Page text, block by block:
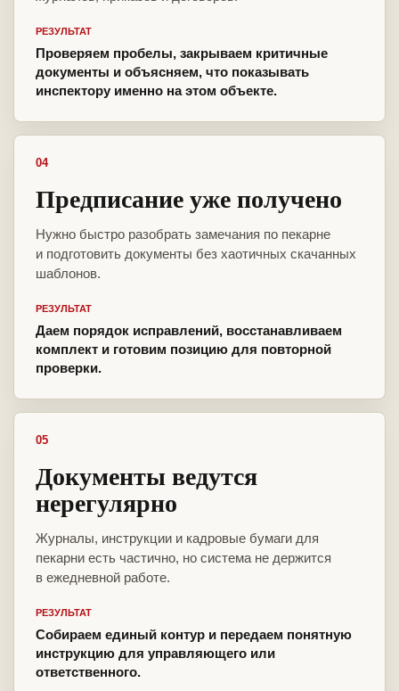
РЕЗУЛЬТАТ
Проверяем пробелы, закрываем критичные
документы и объясняем, что показывать
инспектору именно на этом объекте.
04
Предписание уже получено
Нужно быстро разобрать замечания по пекарне
и подготовить документы без хаотичных скачанных
шаблонов.
РЕЗУЛЬТАТ
Даем порядок исправлений, восстанавливаем
комплект и готовим позицию для повторной
проверки.
05
Документы ведутся
нерегулярно
Журналы, инструкции и кадровые бумаги для
пекарни есть частично, но система не держится
в ежедневной работе.
РЕЗУЛЬТАТ
Собираем единый контур и передаем понятную
инструкцию для управляющего или
ответственного.